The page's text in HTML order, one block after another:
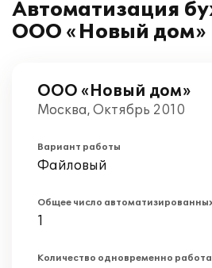
Автоматизация
ООО «Новый дом»
ООО «Новый дом»
Москва, Октябрь 2010
Вариант работы
Файловый
Общее число
1
Количество одновременно